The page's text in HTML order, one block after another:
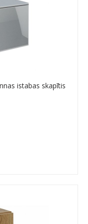
istabas skapītis